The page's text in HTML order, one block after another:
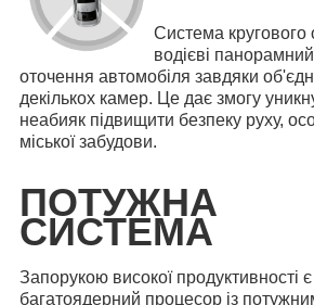
Система кругового
водієві
оточення автомобіля завдяки
декількох камер. Це дає змогу
неабияк підвищити безпеку руху,
міської забудови.
ПОТУЖНА
СИСТЕМА
Запорукою високої продуктивності є
багатоядерний процесор із